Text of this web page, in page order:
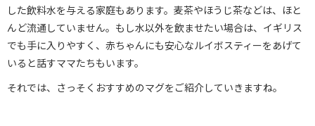
した飲料水を与える家庭もあります。麦茶やほうじ茶などは、ほと
んど流通していません。もし水以外を飲ませたい場合は、イギリス
でも手に入りやすく、赤ちゃんにも安心なルイボスティーをあげて
いると話すママたちもいます。
それでは、さっそくおすすめのマグをご紹介していきますね。